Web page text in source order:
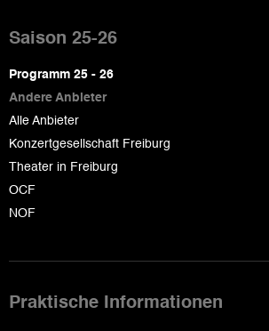
de
page
Saison 25-26
Programm 25 - 26
Andere Anbieter
Alle Anbieter
Konzertgesellschaft Freiburg
Theater in Freiburg
OCF
NOF
Praktische Informationen